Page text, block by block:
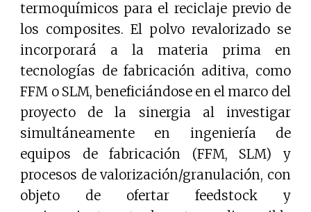
termoquímicos para el reciclaje previo de
los composites. El polvo revalorizado se
incorporará a la materia prima en
tecnologías de fabricación aditiva, como
FFM o SLM, beneficiándose en el marco del
proyecto de la sinergia al investigar
simultáneamente en ingeniería de
equipos de fabricación (FFM, SLM) y
procesos de valorización/granulación, con
objeto de ofertar feedstock y